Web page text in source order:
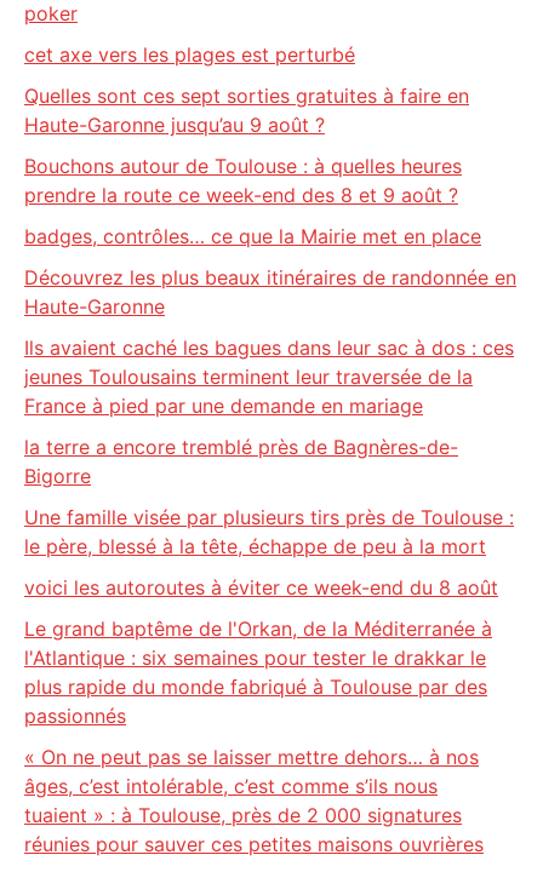
poker
cet axe vers les plages est perturbé
Quelles sont ces sept sorties gratuites à faire en
Haute-Garonne jusqu’au 9 août ?
Bouchons autour de Toulouse : à quelles heures
prendre la route ce week-end des 8 et 9 août ?
badges, contrôles… ce que la Mairie met en place
Découvrez les plus beaux itinéraires de randonnée en
Haute-Garonne
Ils avaient caché les bagues dans leur sac à dos : ces
jeunes Toulousains terminent leur traversée de la
France à pied par une demande en mariage
la terre a encore tremblé près de Bagnères-de-
Bigorre
Une famille visée par plusieurs tirs près de Toulouse :
le père, blessé à la tête, échappe de peu à la mort
voici les autoroutes à éviter ce week-end du 8 août
Le grand baptême de l'Orkan, de la Méditerranée à
l'Atlantique : six semaines pour tester le drakkar le
plus rapide du monde fabriqué à Toulouse par des
passionnés
« On ne peut pas se laisser mettre dehors… à nos
âges, c’est intolérable, c’est comme s’ils nous
tuaient » : à Toulouse, près de 2 000 signatures
réunies pour sauver ces petites maisons ouvrières